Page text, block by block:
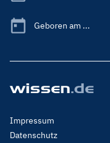
Geboren am ...
Footer
Menu
Impressum
Datenschutz